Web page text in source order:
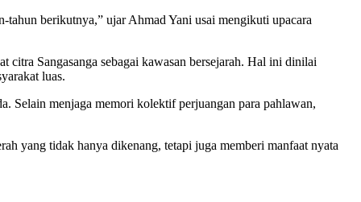
berikutnya,” ujar Ahmad Yani usai mengikuti upacara
citra Sangasanga sebagai kawasan bersejarah. Hal ini dinilai
luas.
Selain menjaga memori kolektif perjuangan para pahlawan,
yang tidak hanya dikenang, tetapi juga memberi manfaat nyata